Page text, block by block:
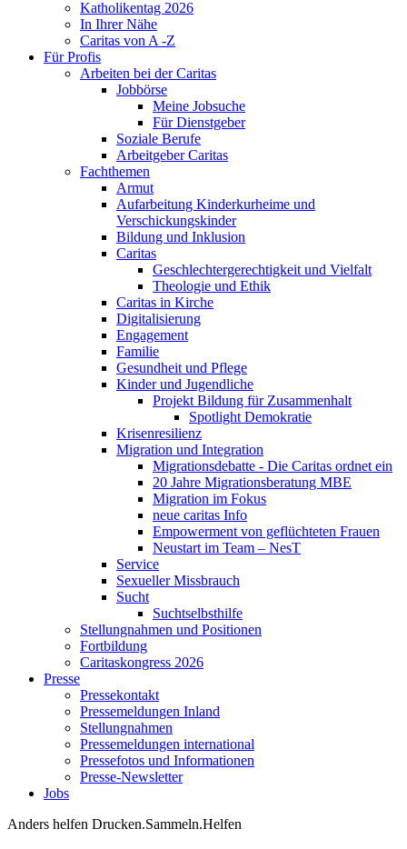
Katholikentag 2026
In Ihrer Nähe
Caritas von A -Z
Für Profis
Arbeiten bei der Caritas
Jobbörse
Meine Jobsuche
Für Dienstgeber
Soziale Berufe
Arbeitgeber Caritas
Fachthemen
Armut
Aufarbeitung Kinderkurheime und
Verschickungskinder
Bildung und Inklusion
Caritas
Geschlechtergerechtigkeit und Vielfalt
Theologie und Ethik
Caritas in Kirche
Digitalisierung
Engagement
Familie
Gesundheit und Pflege
Kinder und Jugendliche
Projekt Bildung für Zusammenhalt
Spotlight Demokratie
Krisenresilienz
Migration und Integration
Migrationsdebatte - Die Caritas ordnet ein
20 Jahre Migrationsberatung MBE
Migration im Fokus
neue caritas Info
Empowerment von geflüchteten Frauen
Neustart im Team – NesT
Service
Sexueller Missbrauch
Sucht
Suchtselbsthilfe
Stellungnahmen und Positionen
Fortbildung
Caritaskongress 2026
Presse
Pressekontakt
Pressemeldungen Inland
Stellungnahmen
Pressemeldungen international
Pressefotos und Informationen
Presse-Newsletter
Jobs
Anders helfen Drucken.Sammeln.Helfen